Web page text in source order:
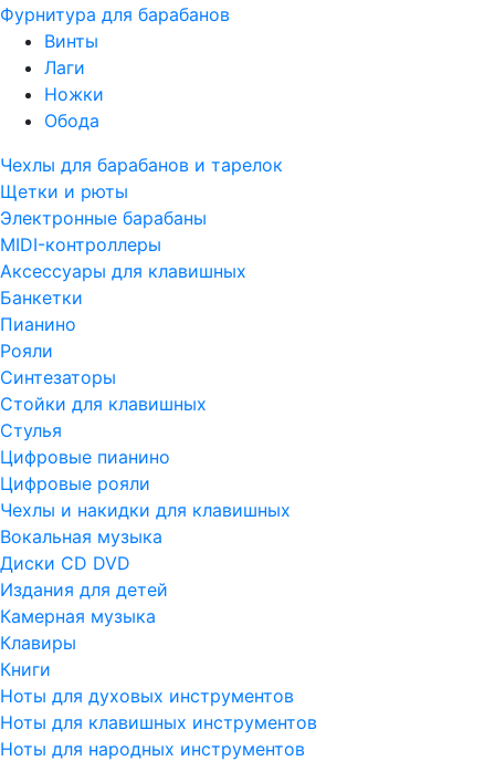
Фурнитура для барабанов
Винты
Лаги
Ножки
Обода
Чехлы для барабанов и тарелок
Щетки и рюты
Электронные барабаны
MIDI-контроллеры
Аксессуары для клавишных
Банкетки
Пианино
Рояли
Синтезаторы
Стойки для клавишных
Стулья
Цифровые пианино
Цифровые рояли
Чехлы и накидки для клавишных
Вокальная музыка
Диски CD DVD
Издания для детей
Камерная музыка
Клавиры
Книги
Ноты для духовых инструментов
Ноты для клавишных инструментов
Ноты для народных инструментов